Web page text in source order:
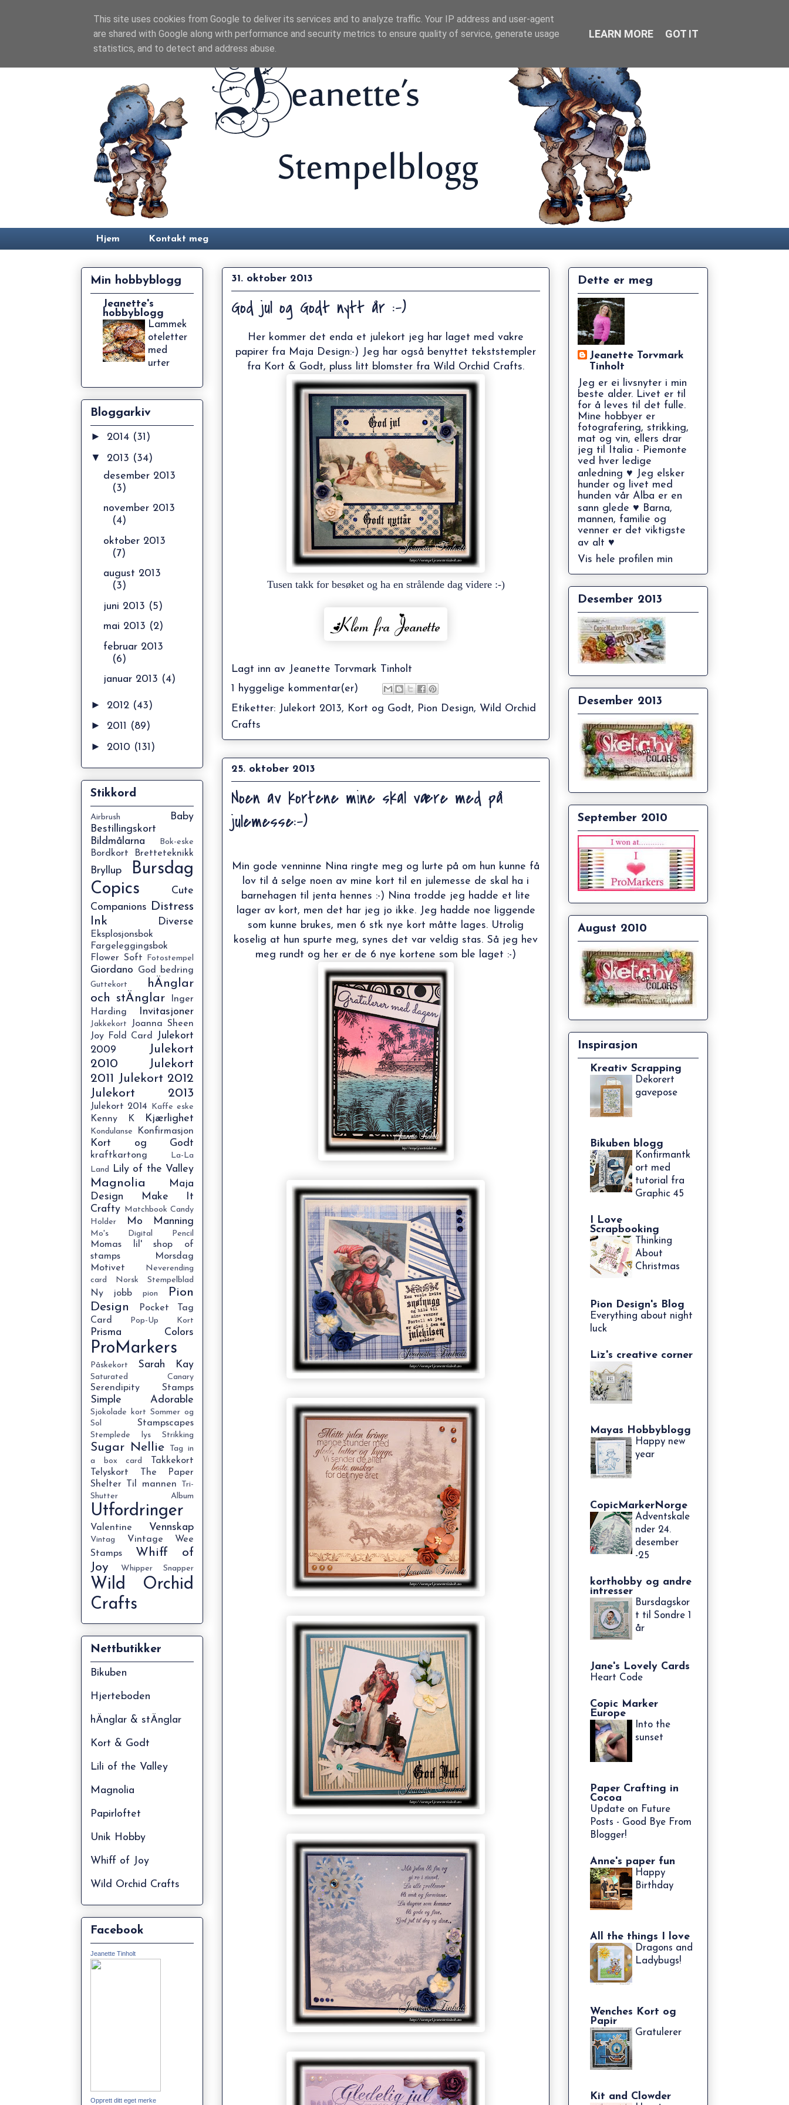
Hjem Kontakt meg
31. oktober 2013
God jul og Godt nytt år :-)
Her kommer det enda et julekort jeg har laget med vakre
papirer fra Maja Design:-) Jeg har også benyttet tekststempler
fra Kort & Godt, pluss litt blomster fra Wild Orchid Crafts.
Tusen takk for besøket og ha en strålende dag videre :-)
Lagt inn av Jeanette Torvmark Tinholt
1 hyggelige kommentar(er)
Etiketter: Julekort 2013, Kort og Godt, Pion Design, Wild Orchid
Crafts
25. oktober 2013
Noen av kortene mine skal være med på
julemesse:-)
Min gode venninne Nina ringte meg og lurte på om hun kunne få
lov til å selge noen av mine kort til en julemesse de skal ha i
barnehagen til jenta hennes :-) Nina trodde jeg hadde et lite
lager av kort, men det har jeg jo ikke. Jeg hadde noe liggende
som kunne brukes, men 6 stk nye kort måtte lages. Utrolig
koselig at hun spurte meg, synes det var veldig stas. Så jeg hev
meg rundt og her er de 6 nye kortene som ble laget :-)
Min hobbyblogg
Jeanette's
hobbyblogg
Lammek
oteletter
med
urter
Bloggarkiv
► 2014 (31)
▼ 2013 (34)
desember 2013
(3)
november 2013
(4)
oktober 2013
(7)
august 2013
(3)
juni 2013 (5)
mai 2013 (2)
februar 2013
(6)
januar 2013 (4)
► 2012 (43)
► 2011 (89)
► 2010 (131)
Stikkord
Airbrush
Baby
Bestillingskort
Bildmålarna
Bok-eske
Bordkort Bretteteknikk
Bryllup
Bursdag
Copics
Cute
Companions
Distress
Ink
Diverse
Eksplosjonsbok
Fargeleggingsbok
Flower Soft
Fotostempel
Giordano God bedring
Guttekort
hÄnglar
och stÄnglar
Inger
Harding
Invitasjoner
Jakkekort
Joanna Sheen
Joy Fold Card
Julekort
2009
Julekort
2010
Julekort
2011
Julekort 2012
Julekort 2013
Julekort 2014 Kaffe eske
Kenny K Kjærlighet
Kondulanse Konfirmasjon
Kort og Godt
kraftkartong
La-La
Land
Lily of the Valley
Magnolia
Maja
Design
Make It
Crafty Matchbook Candy
Holder
Mo Manning
Mo's Digital Pencil
Momas lil' shop of
stamps
Morsdag
Motivet
Neverending
card
Norsk Stempelblad
Ny jobb pion
Pion
Design
Pocket Tag
Card
Pop-Up Kort
Prisma Colors
ProMarkers
Påskekort Sarah Kay
Saturated Canary
Serendipity Stamps
Simple Adorable
Sjokolade kort Sommer og
Sol
Stampscapes
Stemplede lys Strikking
Sugar Nellie
Tag in
a box card
Takkekort
Telyskort
The Paper
Shelter
Til mannen
Tri-
Shutter Album
Utfordringer
Valentine Vennskap
Vintag Vintage
Wee
Stamps
Whiff of
Joy
Whipper Snapper
Wild Orchid
Crafts
Nettbutikker
Bikuben
Hjerteboden
hÄnglar & stÄnglar
Kort & Godt
Lili of the Valley
Magnolia
Papirloftet
Unik Hobby
Whiff of Joy
Wild Orchid Crafts
Facebook
Jeanette Tinholt
Opprett ditt eget merke
Dette er meg
Jeanette Torvmark
Tinholt
Jeg er ei livsnyter i min
beste alder. Livet er til
for å leves til det fulle.
Mine hobbyer er
fotografering, strikking,
mat og vin, ellers drar
jeg til Italia - Piemonte
ved hver ledige
anledning ♥ Jeg elsker
hunder og livet med
hunden vår Alba er en
sann glede ♥ Barna,
mannen, familie og
venner er det viktigste
av alt ♥
Vis hele profilen min
Desember 2013
Desember 2013
September 2010
August 2010
Inspirasjon
Kreativ Scrapping
Dekorert
gavepose
Bikuben blogg
Konfirmantk
ort med
tutorial fra
Graphic 45
I Love
Scrapbooking
Thinking
About
Christmas
Pion Design's Blog
Everything about night
luck
Liz's creative corner
Mayas Hobbyblogg
Happy new
year
CopicMarkerNorge
Adventskale
nder 24.
desember
-25
korthobby og andre
intresser
Bursdagskor
t til Sondre 1
år
Jane's Lovely Cards
Heart Code
Copic Marker
Europe
Into the
sunset
Paper Crafting in
Cocoa
Update on Future
Posts - Good Bye From
Blogger!
Anne's paper fun
Happy
Birthday
All the things I love
Dragons and
Ladybugs!
Wenches Kort og
Papir
Gratulerer
Kit and Clowder
This site uses cookies from Google to deliver its services and to analyze traffic. Your IP address and user-agent
are shared with Google along with performance and security metrics to ensure quality of service, generate usage
statistics, and to detect and address abuse.
LEARN MORE GOT IT